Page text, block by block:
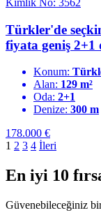
Kimlik No: 3562
Türkler'de
fiyata geniş 2+1
Konum:
Alan: 129 m²
Oda: 2+1
Denize: 300 m
178.000 €
1 2 3 4 İleri
En iyi 10
Güvenebileceğiniz